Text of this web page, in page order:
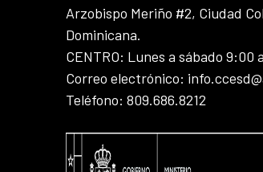
Arzobispo Meriño #2, Ciudad
Dominicana.
CENTRO: Lunes a sábado 9:00
Correo electrónico:
Teléfono: 809.686.8212